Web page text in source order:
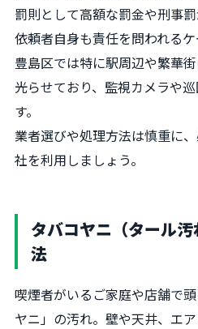
罰則として高額な罰金や刑事
依頼者自身も責任を問われるケ
豊島区では特に駅周辺や繁華
光らせており、監視カメラや
す。
業者選びや処理方法は慎重に
社を利用しましょう。
タバコヤニ（タール
法
喫煙者がいるご家庭や店舗で
ヤニ」の汚れ。壁や天井、エ